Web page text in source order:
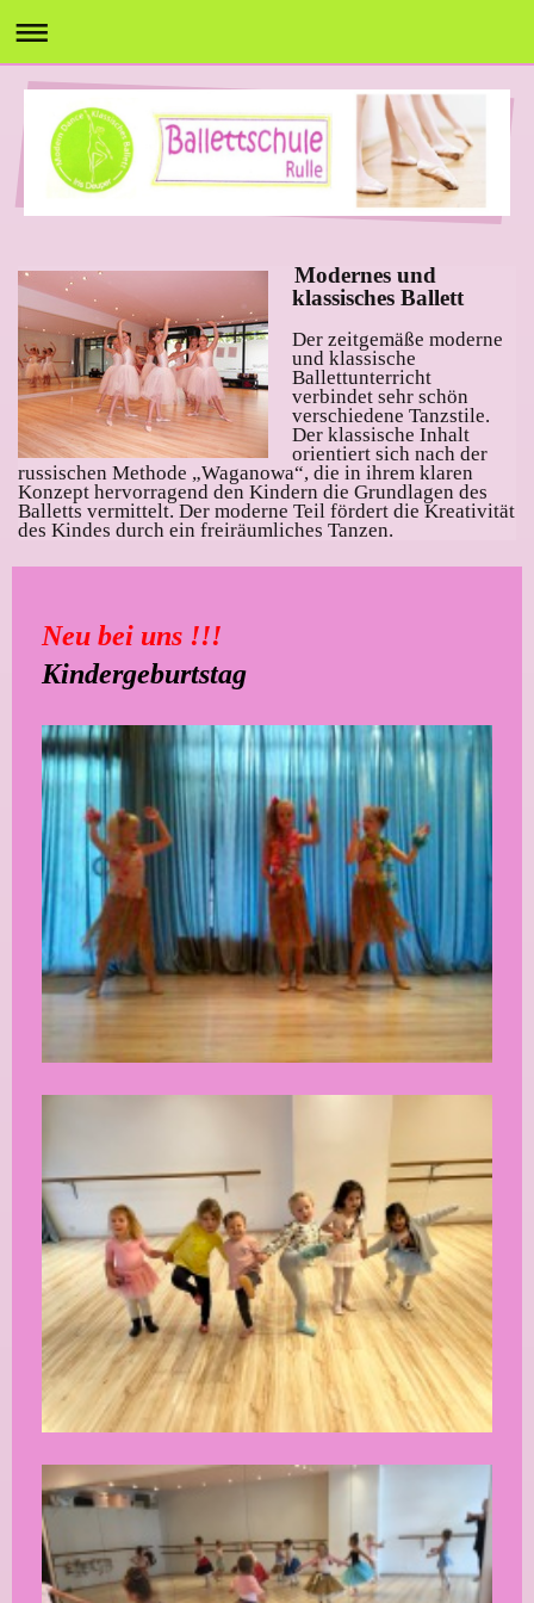
Modernes und
klassisches Ballett
Der zeitgemäße moderne
und klassische
Ballettunterricht
verbindet sehr schön
verschiedene Tanzstile.
Der klassische Inhalt
orientiert sich nach der
russischen Methode „Waganowa“, die in ihrem klaren
Konzept hervorragend den Kindern die Grundlagen des
Balletts vermittelt. Der moderne Teil fördert die Kreativität
des Kindes durch ein freiräumliches Tanzen.
Neu bei uns !!!
Kindergeburtstag